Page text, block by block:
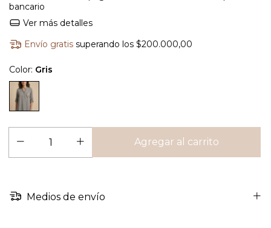
bancario
Ver más detalles
Envío gratis superando los$200.000,00
Color: Gris
Medios de envío